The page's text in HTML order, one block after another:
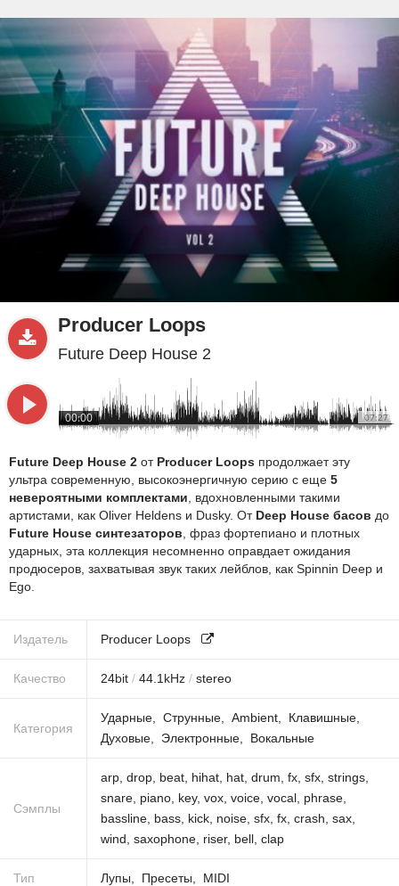
Producer Loops
Future Deep House 2
07:27
00:00
Future Deep House 2 от Producer Loops продолжает эту
ультра современную, высокоэнергичную серию с еще 5
невероятными комплектами , вдохновленными такими
артистами, как Oliver Heldens и Dusky. От Deep House басов до
Future House синтезаторов , фраз фортепиано и плотных
ударных, эта коллекция несомненно оправдает ожидания
продюсеров, захватывая звук таких лейблов, как Spinnin Deep и
Ego.
Издатель Producer Loops
Качество 24bit / 44.1 kHz / stereo
Категория
Ударные Струнные Ambient
Клавишные
Духовые
Электронные Вокальные
Сэмплы
arp drop beat hihat hat drum fx sfx strings
snare piano key, vox voice vocal phrase
bassline bass kick noise sfx fx crash sax
wind saxophone riser, bell clap
Тип Лупы Пресеты MIDI